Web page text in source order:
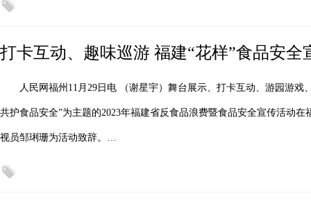
打卡互动、趣味巡游 福建“花样”食品安全
人民网福州11月29日电 （谢星宇）舞台展示、打卡互动、游园游
共护食品安全”为主题的2023年福建省反食品浪费暨食品安全宣传活动
视员邹琍珊为活动致辞。…